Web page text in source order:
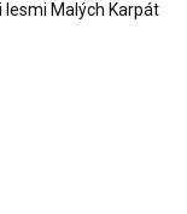
lesmi Malých Karpát